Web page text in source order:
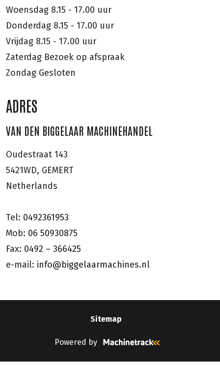
Woensdag 8.15 - 17.00 uur
Donderdag 8.15 - 17.00 uur
Vrijdag 8.15 - 17.00 uur
Zaterdag Bezoek op afspraak
Zondag Gesloten
ADRES
VAN DEN BIGGELAAR MACHINEHANDEL
Oudestraat 143
5421WD, GEMERT
Netherlands
Tel: 0492361953
Mob: 06 50930875
Fax: 0492 – 366425
e-mail: info@biggelaarmachines.nl
Sitemap
Powered by